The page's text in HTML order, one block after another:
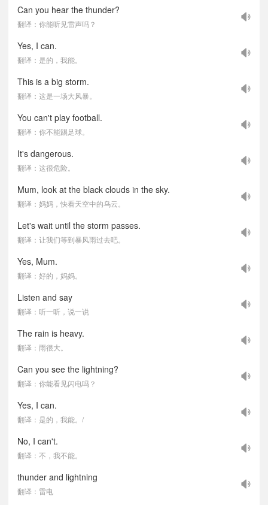
Can you hear the thunder?
翻译：你能听见雷声吗？
Yes, I can.
翻译：是的，我能。
This is a big storm.
翻译：这是一场大风暴。
You can't play football.
翻译：你不能踢足球。
It's dangerous.
翻译：这很危险。
Mum, look at the black clouds in the sky.
翻译：妈妈，快看天空中的乌云。
Let's wait until the storm passes.
翻译：让我们等到暴风雨过去吧。
Yes, Mum.
翻译：好的，妈妈。
Listen and say
翻译：听一听，说一说
The rain is heavy.
翻译：雨很大。
Can you see the lightning?
翻译：你能看见闪电吗？
Yes, I can.
翻译：是的，我能。/
No, I can't.
翻译：不，我不能。
thunder and lightning
翻译：雷电